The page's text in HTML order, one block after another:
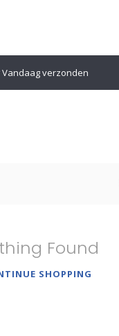
Vandaag verzonden
Found
SHOPPING